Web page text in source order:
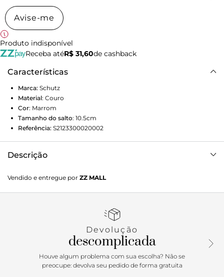
Avise-me
Produto indisponível
Receba atéR$ 31,60de cashback
Características
Marca: Schutz
Material: Couro
Cor: Marrom
Tamanho do salto: 10.5cm
Referência: S2123300020002
Descrição
verdadeiro clássico de inverno e nunca deixam de ser
aquele item que agrega elegância e atitude ao look!
sofisticação da construção em couro premium, mais o
combinações poderosas com minissaia, produções
fashionistas com vestidos mídi ou mesmo use-a para deixar
o look casual com jeans mais interessante. Seja qual for sua
escolha, vai arrasar!
Vendido e entregue por ZZ MALL
Devolução
descomplicada
Houve algum problema com sua escolha? Não se
preocupe: devolva seu pedido de forma gratuita